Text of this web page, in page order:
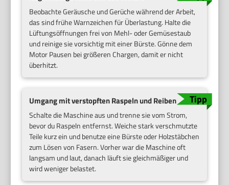
Beobachte Geräusche und Gerüche während der Arbeit,
das sind frühe Warnzeichen für Überlastung. Halte die
Lüftungsöffnungen frei von Mehl- oder Gemüsestaub
und reinige sie vorsichtig mit einer Bürste. Gönne dem
Motor Pausen bei größeren Chargen, damit er nicht
überhitzt.
Umgang mit verstopften Raspeln und Reiben
Schalte die Maschine aus und trenne sie vom Strom,
bevor du Raspeln entfernst. Weiche stark verschmutzte
Teile kurz ein und benutze eine Bürste oder Holzstäbchen
zum Lösen von Fasern. Vorher war die Maschine oft
langsam und laut, danach läuft sie gleichmäßiger und
wird weniger belastet.